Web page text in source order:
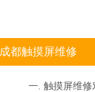
成都触摸屏维修
一. 触摸屏维修